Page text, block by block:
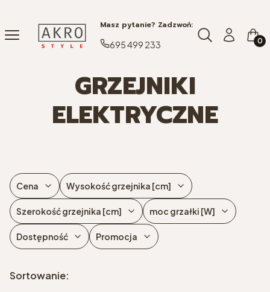
Menu
Masz pytanie? Zadzwoń:
695 499 233
Otwórz
Czego szukasz
Zaloguj się
GRZEJNIKI
ELEKTRYCZNE
Cena Wysokość grzejnika [cm]
Szerokość grzejnika [cm] moc grzałki [W]
Dostępność Promocja
Lista produktów
Sortowanie: